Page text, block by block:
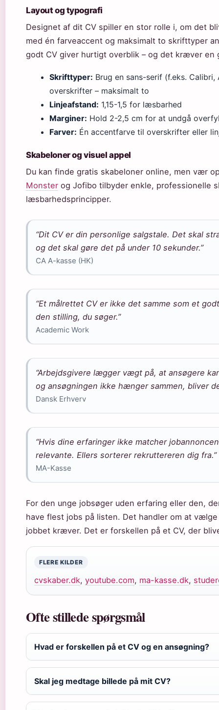
Layout og typografi
Designet af dit CV spiller en stor rolle i, om det
med én farveaccent og maksimalt to skrifttyper
godt CV giver hurtigt overblik – og det kræver
Skrifttyper: Brug en sans-serif (f.eks.
overskrifter – maksimalt to
Linjeafstand: 1,15-1,5 for læsbarhed
Marginer: Hold 2-2,5 cm for at undgå
Farver: Én accentfarve til overskrifter eller
Skabeloner og visuel appel
Du kan finde gratis skabeloner online, men vær
Monster og Jofibo tilbyder enkle, professionelle
læsbarhedsprincipper.
“Dit CV er din personlige salgstale. Det skal
og det skal gøre det på under 10 sekunder.”
CA A-kasse (HK)
“Et målrettet CV er ikke det samme som et
den stilling, du søger.”
Academic Work
“Arbejdsgivere lægger vægt på, at ansøgere
og ansøgningen ikke hænger sammen, bliver
Dansk Erhverv
“Hvis dine erfaringer ikke matcher
relevante. Ellers sorterer rekruttereren dig fra.”
MA-Kasse
For den unge jobsøger uden erfaring eller den,
have flest jobs på listen. Det handler om at
jobbet kræver. Det er forskellen på et CV, der
FLERE KILDER
cvskaber.dk, youtube.com, ma-kasse.dk,
Ofte stillede spørgsmål
Hvad er forskellen på et CV og en ansøgning?
Skal jeg medtage billede på mit CV?